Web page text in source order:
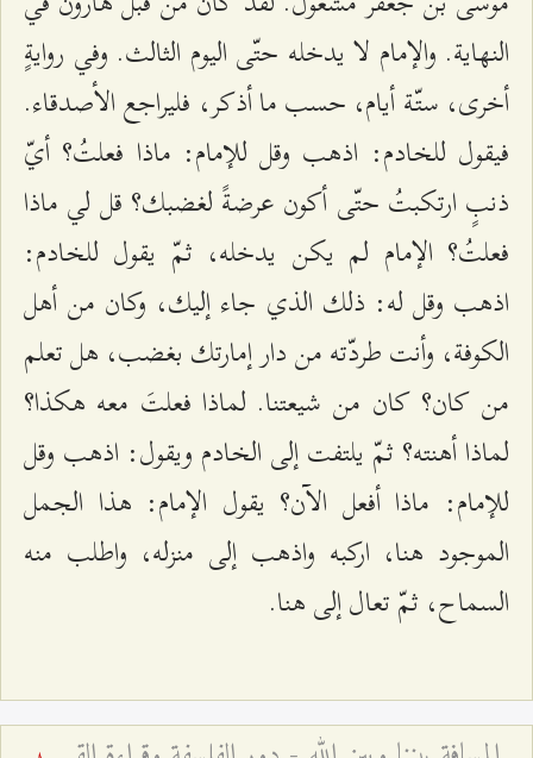
النهاية. والإمام لا يدخله حتّى اليوم الثالث. وفي روايةٍ
أخرى، ستّة أيام، حسب ما أذكر، فليراجع الأصدقاء.
فيقول للخادم: اذهب وقل للإمام: ماذا فعلتُ؟ أيّ
ذنبٍ ارتكبتُ حتّى أكون عرضةً لغضبك؟ قل لي ماذا
فعلتُ؟ الإمام لم يكن يدخله، ثمّ يقول للخادم:
اذهب وقل له: ذلك الذي جاء إليك، وكان من أهل
الكوفة، وأنت طردّته من دار إمارتك بغضب، هل تعلم
من كان؟ كان من شيعتنا. لماذا فعلتَ معه هكذا؟
لماذا أهنته؟ ثمّ يلتفت إلى الخادم ويقول: اذهب وقل
للإمام: ماذا أفعل الآن؟ يقول الإمام: هذا الجمل
الموجود هنا، اركبه واذهب إلى منزله، واطلب منه
السماح، ثمّ تعال إلى هنا.